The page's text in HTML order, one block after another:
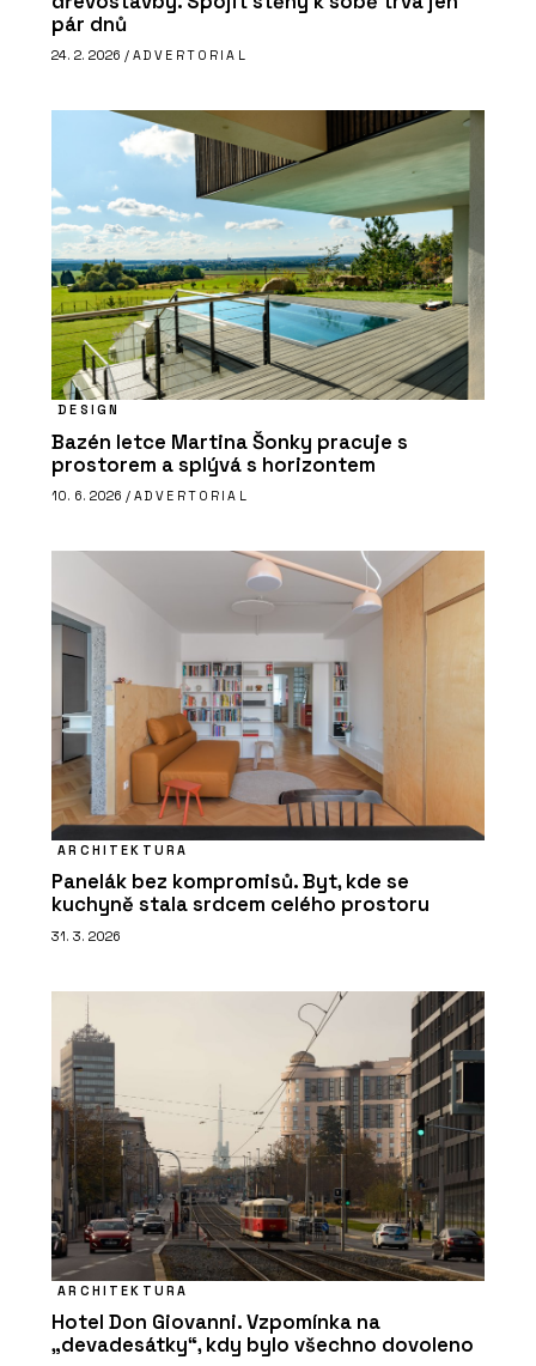
pár dnů
24. 2. 2026 / ADVERTORIAL
DESIGN
Bazén letce Martina Šonky pracuje s
prostorem a splývá s horizontem
10. 6. 2026 / ADVERTORIAL
ARCHITEKTURA
Panelák bez kompromisů. Byt, kde se
kuchyně stala srdcem celého prostoru
31. 3. 2026
ARCHITEKTURA
Hotel Don Giovanni. Vzpomínka na
„devadesátky“, kdy bylo všechno dovoleno